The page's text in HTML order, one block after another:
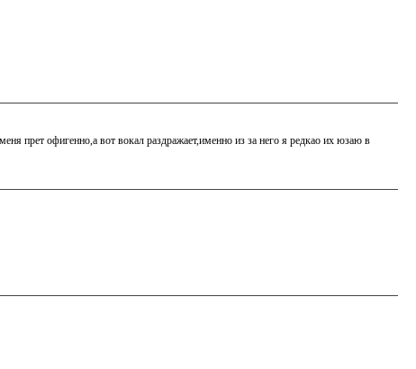
прет офигенно,а вот вокал раздражает,именно из за него я редкао их юзаю в